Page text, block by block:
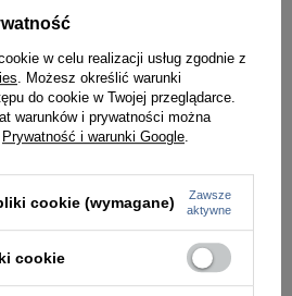
Etui na klucze ze skóry naturalnej unisex VOOC P10 vintage jucht naturalne
189,00 zł
w celu realizacji usług zgodnie z
. Możesz określić warunki
do cookie w Twojej przeglądarce.
warunków i prywatności można
Prywatność i warunki Google
cookie (wymagane)
Zawsze
aktywne
cookie